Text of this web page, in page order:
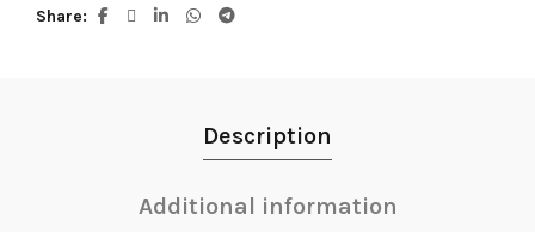
Share
Description
Additional information